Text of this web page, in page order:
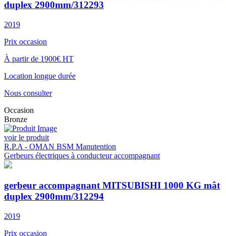
duplex 2900mm/312293
2019
Prix occasion
À partir de 1900€ HT
Location longue durée
Nous consulter
Occasion
Bronze
voir le produit
R.P.A - OMAN BSM Manutention
Gerbeurs électriques à conducteur accompagnant
gerbeur accompagnant MITSUBISHI 1000 KG mât
duplex 2900mm/312294
2019
Prix occasion